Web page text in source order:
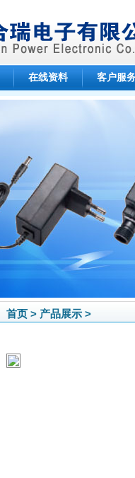
在线资料 客户服
首页 > 产品展示 >